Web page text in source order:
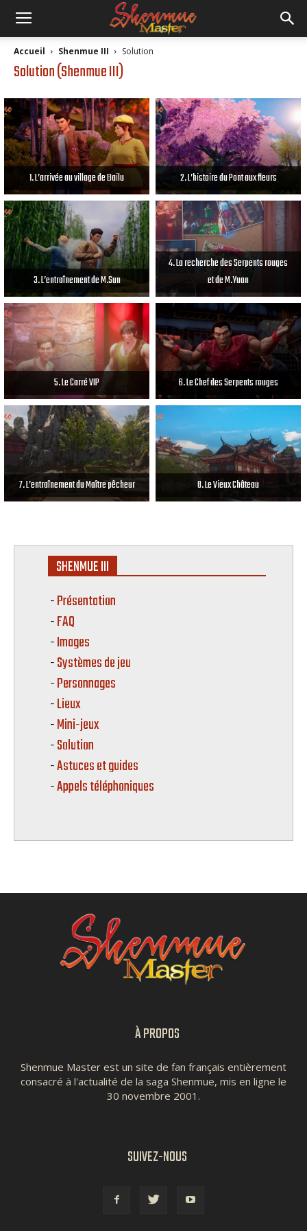
Accueil Shenmue III Solution
Solution (Shenmue III)
1. L’arrivée au village de Bailu 2. L’histoire du Pont aux fleurs
3. L’entraînement de M.Sun
4. La recherche des Serpents rouges
et de M.Yuan
5. Le Carré VIP 6. Le Chef des Serpents rouges
7. L’entraînement du Maître pêcheur 8. Le Vieux Château
SHENMUE III
Présentation
FAQ
Images
Systèmes de jeu
Personnages
Lieux
Mini-jeux
Solution
Astuces et guides
Appels téléphoniques
À PROPOS
Shenmue Master est un site de fan français entièrement
consacré à l'actualité de la saga Shenmue, mis en ligne le
30 novembre 2001.
SUIVEZ-NOUS